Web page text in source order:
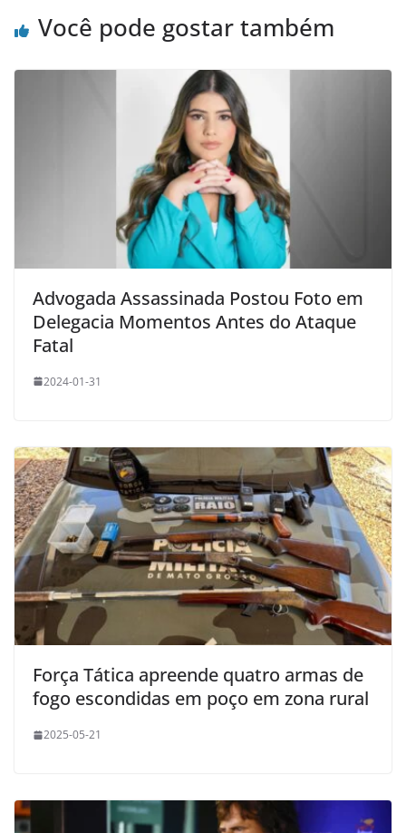
Você pode gostar também
Advogada Assassinada Postou Foto em
Delegacia Momentos Antes do Ataque
Fatal
2024-01-31
Força Tática apreende quatro armas de
fogo escondidas em poço em zona rural
2025-05-21